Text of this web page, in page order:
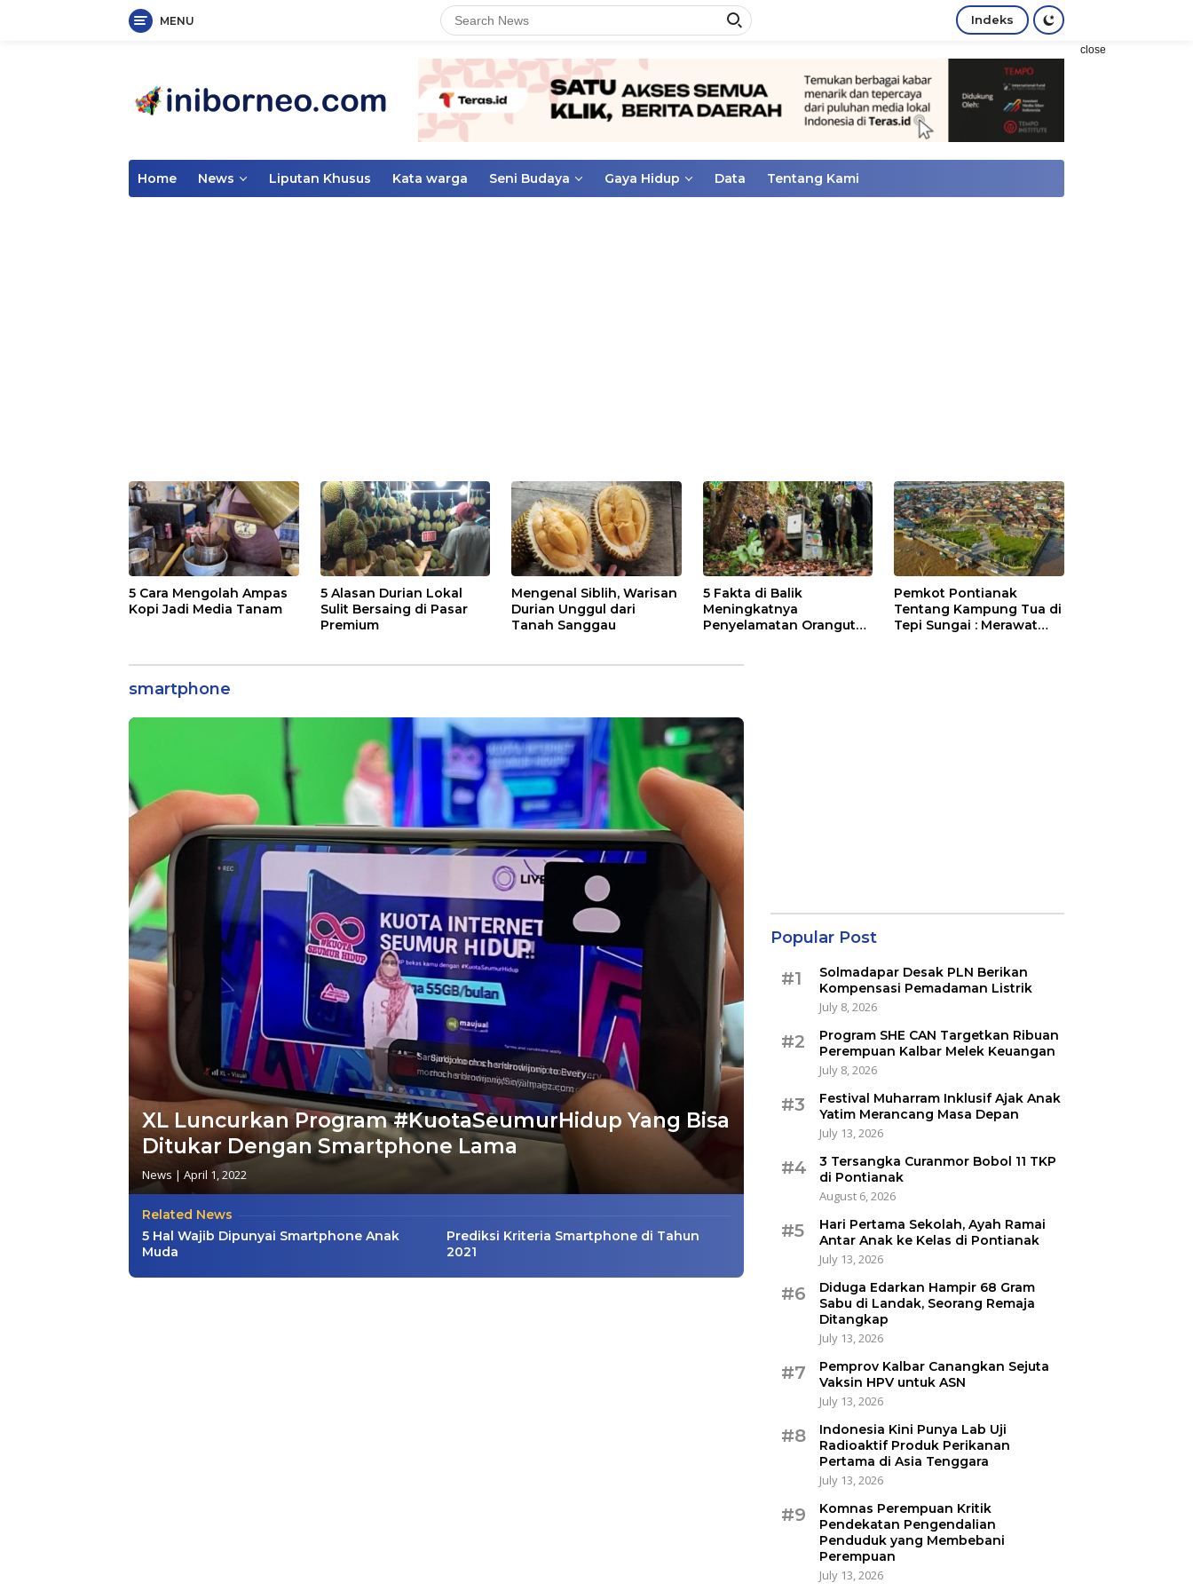
MENU Indeks
close
Home News Liputan Khusus Kata warga Seni Budaya Gaya Hidup Data Tentang Kami
5 Cara Mengolah Ampas
Kopi Jadi Media Tanam
5 Alasan Durian Lokal
Sulit Bersaing di Pasar
Premium
Mengenal Siblih, Warisan
Durian Unggul dari
Tanah Sanggau
5 Fakta di Balik
Meningkatnya
Penyelamatan Orangutan
Pemkot Pontianak
Tentang Kampung Tua di
Tepi Sungai : Merawat
smartphone
XL Luncurkan Program #KuotaSeumurHidup Yang Bisa
Ditukar Dengan Smartphone Lama
News | April 1, 2022
Related News
5 Hal Wajib Dipunyai Smartphone Anak
Muda
Prediksi Kriteria Smartphone di Tahun
2021
Popular Post
#1
Solmadapar Desak PLN Berikan
Kompensasi Pemadaman Listrik
July 8, 2026
#2
Program SHE CAN Targetkan Ribuan
Perempuan Kalbar Melek Keuangan
July 8, 2026
#3
Festival Muharram Inklusif Ajak Anak
Yatim Merancang Masa Depan
July 13, 2026
#4
3 Tersangka Curanmor Bobol 11 TKP
di Pontianak
August 6, 2026
#5
Hari Pertama Sekolah, Ayah Ramai
Antar Anak ke Kelas di Pontianak
July 13, 2026
#6
Diduga Edarkan Hampir 68 Gram
Sabu di Landak, Seorang Remaja
Ditangkap
July 13, 2026
#7
Pemprov Kalbar Canangkan Sejuta
Vaksin HPV untuk ASN
July 13, 2026
#8
Indonesia Kini Punya Lab Uji
Radioaktif Produk Perikanan
Pertama di Asia Tenggara
July 13, 2026
#9
Komnas Perempuan Kritik
Pendekatan Pengendalian
Penduduk yang Membebani
Perempuan
July 13, 2026